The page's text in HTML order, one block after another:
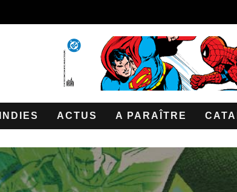
INDIES ACTUS A PARAÎTRE